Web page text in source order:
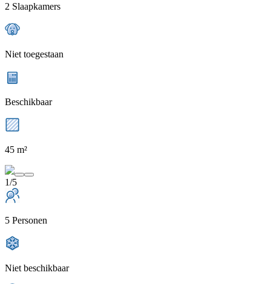
2 Slaapkamers
Niet toegestaan
Beschikbaar
45 m²
1/5
5 Personen
Niet beschikbaar